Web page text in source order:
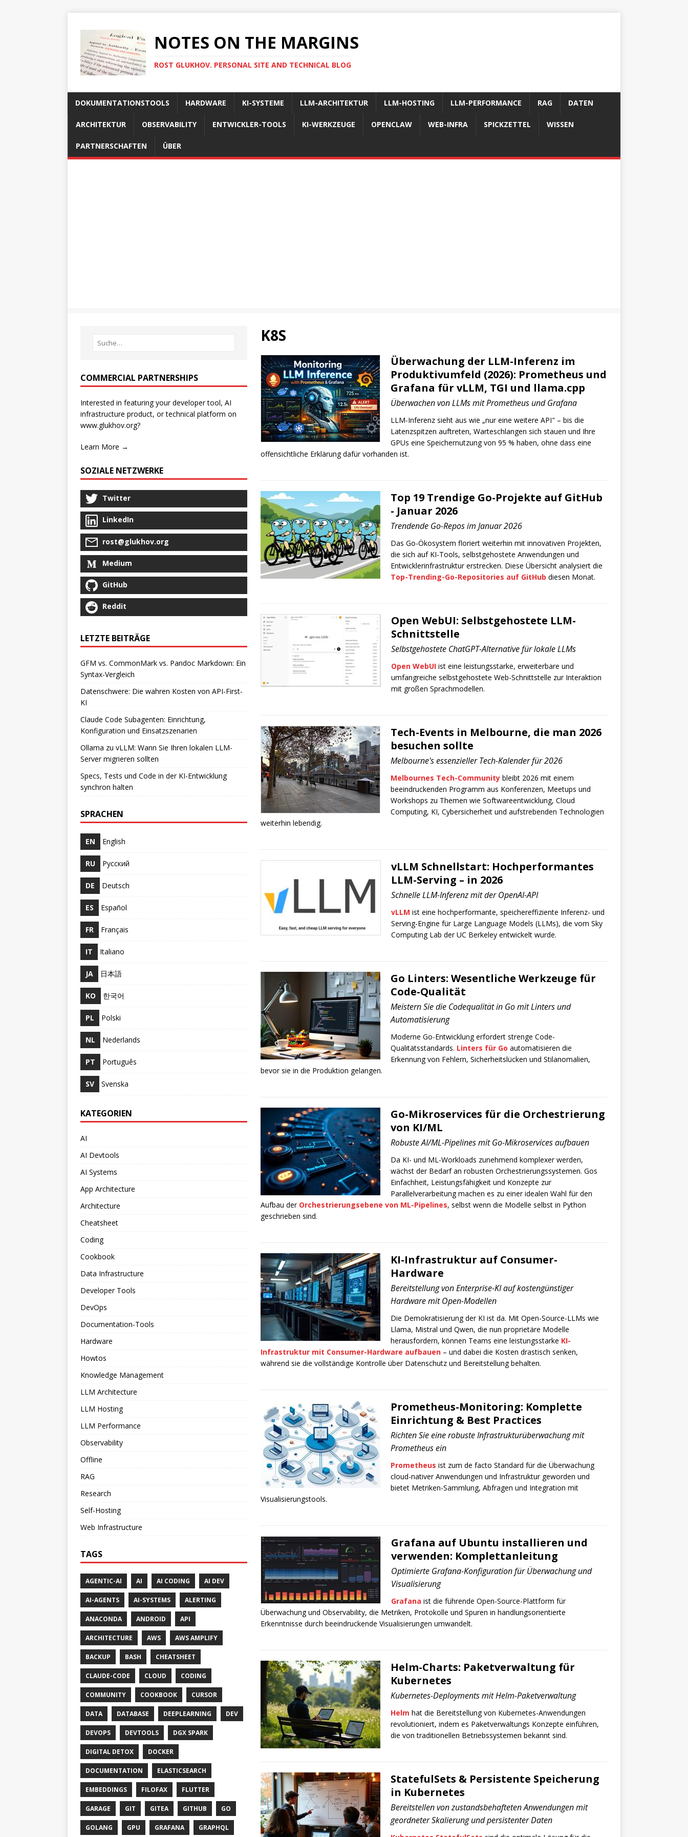
NOTES ON THE MARGINS
ROST GLUKHOV. PERSONAL SITE AND TECHNICAL BLOG
DOKUMENTATIONSTOOLS HARDWARE KI-SYSTEME LLM-ARCHITEKTUR LLM-HOSTING LLM-PERFORMANCE RAG DATEN
ARCHITEKTUR OBSERVABILITY ENTWICKLER-TOOLS KI-WERKZEUGE OPENCLAW WEB-INFRA SPICKZETTEL WISSEN
PARTNERSCHAFTEN ÜBER
K8S
Überwachung der LLM-Inferenz im
Produktivumfeld (2026): Prometheus und
Grafana für vLLM, TGI und llama.cpp
Überwachen von LLMs mit Prometheus und Grafana
LLM-Inferenz sieht aus wie „nur eine weitere API" – bis die
Latenzspitzen auftreten, Warteschlangen sich stauen und Ihre
GPUs eine Speichernutzung von 95 % haben, ohne dass eine
offensichtliche Erklärung dafür vorhanden ist.
Top 19 Trendige Go-Projekte auf GitHub
- Januar 2026
Trendende Go-Repos im Januar 2026
Das Go-Ökosystem floriert weiterhin mit innovativen Projekten,
die sich auf KI-Tools, selbstgehostete Anwendungen und
Entwicklerinfrastruktur erstrecken. Diese Übersicht analysiert die
Top-Trending-Go-Repositories auf GitHub diesen Monat.
Open WebUI: Selbstgehostete LLM-
Schnittstelle
Selbstgehostete ChatGPT-Alternative für lokale LLMs
Open WebUIist eine leistungsstarke, erweiterbare und
umfangreiche selbstgehostete Web-Schnittstelle zur Interaktion
mit großen Sprachmodellen.
Tech-Events in Melbourne, die man 2026
besuchen sollte
Melbourne's essenzieller Tech-Kalender für 2026
Melbournes Tech-Communitybleibt 2026 mit einem
beeindruckenden Programm aus Konferenzen, Meetups und
Workshops zu Themen wie Softwareentwicklung, Cloud
Computing, KI, Cybersicherheit und aufstrebenden Technologien
weiterhin lebendig.
vLLM Schnellstart: Hochperformantes
LLM-Serving – in 2026
Schnelle LLM-Inferenz mit der OpenAI-API
vLLM ist eine hochperformante, speichereffiziente Inferenz- und
Serving-Engine für Large Language Models (LLMs), die vom Sky
Computing Lab der UC Berkeley entwickelt wurde.
Go Linters: Wesentliche Werkzeuge für
Code-Qualität
Meistern Sie die Codequalität in Go mit Linters und
Automatisierung
Moderne Go-Entwicklung erfordert strenge Code-
Qualitätsstandards. Linters für Go automatisieren die
Erkennung von Fehlern, Sicherheitslücken und Stilanomalien,
bevor sie in die Produktion gelangen.
Go-Mikroservices für die Orchestrierung
von KI/ML
Robuste AI/ML-Pipelines mit Go-Mikroservices aufbauen
Da KI- und ML-Workloads zunehmend komplexer werden,
wächst der Bedarf an robusten Orchestrierungssystemen. Gos
Einfachheit, Leistungsfähigkeit und Konzepte zur
Parallelverarbeitung machen es zu einer idealen Wahl für den
Aufbau der Orchestrierungsebene von ML-Pipelines, selbst wenn die Modelle selbst in Python
geschrieben sind.
KI-Infrastruktur auf Consumer-
Hardware
Bereitstellung von Enterprise-KI auf kostengünstiger
Hardware mit Open-Modellen
Die Demokratisierung der KI ist da. Mit Open-Source-LLMs wie
Llama, Mistral und Qwen, die nun proprietäre Modelle
herausfordern, können Teams eine leistungsstarke KI-
Infrastruktur mit Consumer-Hardware aufbauen– und dabei die Kosten drastisch senken,
während sie die vollständige Kontrolle über Datenschutz und Bereitstellung behalten.
Prometheus-Monitoring: Komplette
Einrichtung & Best Practices
Richten Sie eine robuste Infrastrukturüberwachung mit
Prometheus ein
Prometheus ist zum de facto Standard für die Überwachung
cloud-nativer Anwendungen und Infrastruktur geworden und
bietet Metriken-Sammlung, Abfragen und Integration mit
Visualisierungstools.
Grafana auf Ubuntu installieren und
verwenden: Komplettanleitung
Optimierte Grafana-Konfiguration für Überwachung und
Visualisierung
Grafana ist die führende Open-Source-Plattform für
Überwachung und Observability, die Metriken, Protokolle und Spuren in handlungsorientierte
Erkenntnisse durch beeindruckende Visualisierungen umwandelt.
Helm-Charts: Paketverwaltung für
Kubernetes
Kubernetes-Deployments mit Helm-Paketverwaltung
Helm hat die Bereitstellung von Kubernetes-Anwendungen
revolutioniert, indem es Paketverwaltungs Konzepte einführen,
die von traditionellen Betriebssystemen bekannt sind.
StatefulSets & Persistente Speicherung
in Kubernetes
Bereitstellen von zustandsbehafteten Anwendungen mit
geordneter Skalierung und persistenter Daten
COMMERCIAL PARTNERSHIPS
Interested in featuring your developer tool, AI
infrastructure product, or technical platform on
www.glukhov.org?
Learn More →
SOZIALE NETZWERKE
Twitter
LinkedIn
rost@glukhov.org
Medium
GitHub
Reddit
LETZTE BEITRÄGE
GFM vs. CommonMark vs. Pandoc Markdown: Ein
Syntax-Vergleich
Datenschwere: Die wahren Kosten von API-First-
KI
Claude Code Subagenten: Einrichtung,
Konfiguration und Einsatzszenarien
Ollama zu vLLM: Wann Sie Ihren lokalen LLM-
Server migrieren sollten
Specs, Tests und Code in der KI-Entwicklung
synchron halten
SPRACHEN
EN English
RU Русский
DE Deutsch
ES Español
FR Français
IT Italiano
JA 日本語
KO 한국어
PL Polski
NL Nederlands
PT Português
SV Svenska
KATEGORIEN
AI
AI Devtools
AI Systems
App Architecture
Architecture
Cheatsheet
Coding
Cookbook
Data Infrastructure
Developer Tools
DevOps
Documentation-Tools
Hardware
Howtos
Knowledge Management
LLM Architecture
LLM Hosting
LLM Performance
Observability
Offline
RAG
Research
Self-Hosting
Web Infrastructure
TAGS
AGENTIC-AI AI AI CODING AI DEV
AI-AGENTS AI-SYSTEMS ALERTING
ANACONDA ANDROID API
ARCHITECTURE AWS AWS AMPLIFY
BACKUP BASH CHEATSHEET
CLAUDE-CODE CLOUD CODING
COMMUNITY COOKBOOK CURSOR
DATA DATABASE DEEPLEARNING DEV
DEVOPS DEVTOOLS DGX SPARK
DIGITAL DETOX DOCKER
DOCUMENTATION ELASTICSEARCH
EMBEDDINGS FILOFAX FLUTTER
GARAGE GIT GITEA GITHUB GO
GOLANG GPU GRAFANA GRAPHQL